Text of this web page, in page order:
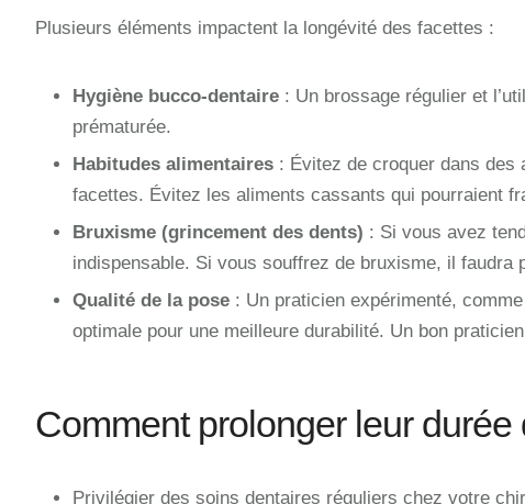
Plusieurs éléments impactent la longévité des facettes :
Hygiène bucco-dentaire : Un brossage régulier et
prématurée.
Habitudes alimentaires : Évitez de croquer dans
facettes. Évitez les aliments cassants qui pourraient
Bruxisme (grincement des dents) : Si vous avez
indispensable. Si vous souffrez de bruxisme, il faudra
Qualité de la pose : Un praticien expérimenté,
optimale pour une meilleure durabilité. Un bon
Comment prolonger leur durée
Privilégier des soins dentaires réguliers chez votre